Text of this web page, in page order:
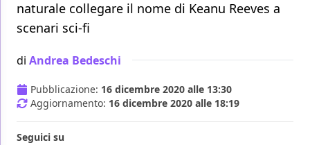
naturale collegare il nome di Keanu Reeves a
scenari sci-fi
di Andrea Bedeschi
Pubblicazione: 16 dicembre 2020 alle 13:30
Aggiornamento: 16 dicembre 2020 alle 18:19
Seguici su